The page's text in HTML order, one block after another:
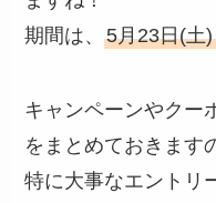
期間は、5月23日(土
キャンペーンやクー
をまとめておきます
特に大事なエントリ